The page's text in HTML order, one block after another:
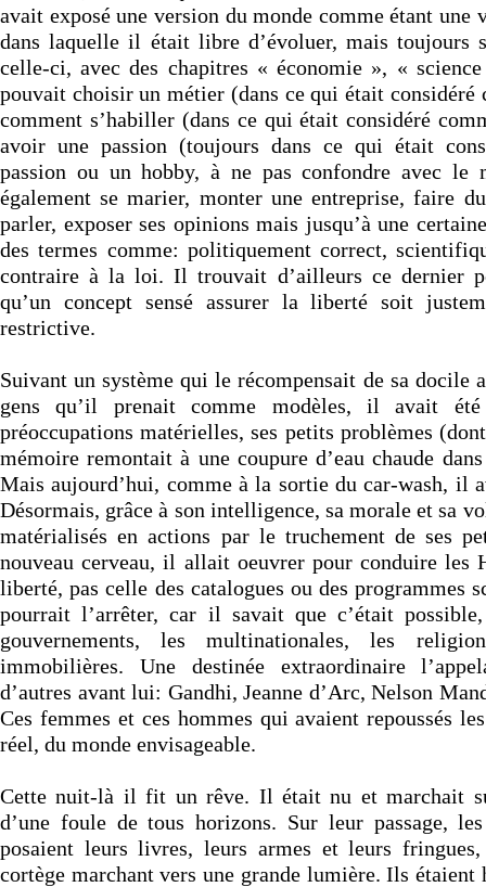
avait exposé une version du monde comme étant une
dans laquelle il était libre d’évoluer, mais toujours
celle-ci, avec des chapitres « économie », «
pouvait choisir un métier (dans ce qui était considéré
comment s’habiller (dans ce qui était considéré
avoir une passion (toujours dans ce qui était
passion ou un hobby, à ne pas confondre avec le
également se marier, monter une entreprise, faire
parler, exposer ses opinions mais jusqu’à une
des termes comme: politiquement correct,
contraire à la loi. Il trouvait d’ailleurs ce dernier
qu’un concept sensé assurer la liberté soit
restrictive.
Suivant un système qui le récompensait de sa docile
gens qu’il prenait comme modèles, il avait
préoccupations matérielles, ses petits problèmes
mémoire remontait à une coupure d’eau chaude
Mais aujourd’hui, comme à la sortie du car-wash, il
Désormais, grâce à son intelligence, sa morale et sa
matérialisés en actions par le truchement de ses
nouveau cerveau, il allait oeuvrer pour conduire les
liberté, pas celle des catalogues ou des programmes
pourrait l’arrêter, car il savait que c’était
gouvernements, les multinationales, les
immobilières. Une destinée extraordinaire
d’autres avant lui: Gandhi, Jeanne d’Arc, Nelson
Ces femmes et ces hommes qui avaient repoussés
réel, du monde envisageable.
Cette nuit-là il fit un rêve. Il était nu et marchait
d’une foule de tous horizons. Sur leur passage, les
posaient leurs livres, leurs armes et leurs
cortège marchant vers une grande lumière. Ils étaient